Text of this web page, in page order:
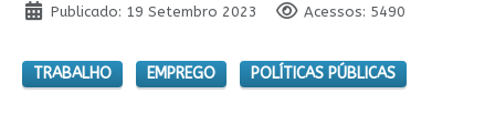
Publicado: 19 Setembro 2023
Acessos: 5490
TRABALHO EMPREGO POLÍTICAS PÚBLICAS